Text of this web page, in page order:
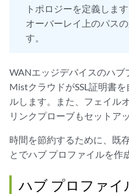
トポロジーを定義しま
オーバーレイ上のパス
す。
WANエッジデバイスのハブ
MistクラウドがSSL証明書
ルします。また、フェイル
リンクプローブもセットア
時間を節約するために、既
とでハブ プロファイルを作
ハブ プロファイ